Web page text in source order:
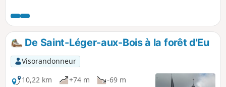
De Saint-Léger-aux-Bois à la forêt d'Eu
Visorandonneur
10,22 km
+74 m
-69 m